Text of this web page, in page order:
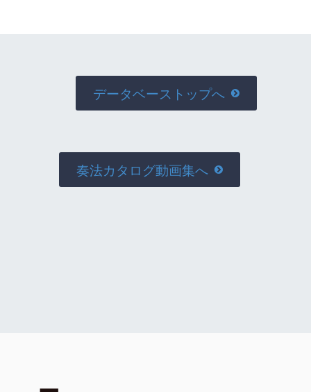
データベーストップへ 
奏法カタログ動画集へ 